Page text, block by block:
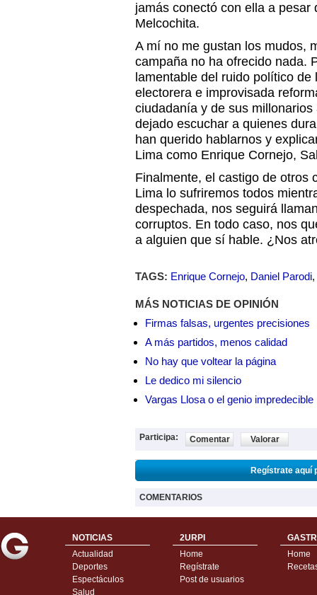
jamás conectó con ella a
Melcochita.
A mí no me gustan los mudos,
campaña no ha ofrecido nada.
lamentable del ruido político
electorera e improvisada
ciudadanía y de sus
dejado escuchar a quienes
han querido hablarnos y
Lima como Enrique Cornejo,
Finalmente, el castigo de otros
Lima lo sufriremos todos
despechada, nos seguirá
corruptos. En todo caso, nos
a alguien que sí hable. ¿Nos
TAGS: Enrique Cornejo, Daniel Parodi,
MÁS NOTICIAS DE OPINIÓN
Firmas falsas, urgentes precisiones
A más partidos, menos calidad
No hay que voltear la página
Le dedico mi silencio
Vargas Llosa o el genio impredecible
Participa: Comentar Valorar
Regístrate aquí
COMENTARIOS
NOTICIAS
Actualidad
Deportes
Espectáculos
Salud
2URPI
Home
Regístrate
Post de usuarios
Home